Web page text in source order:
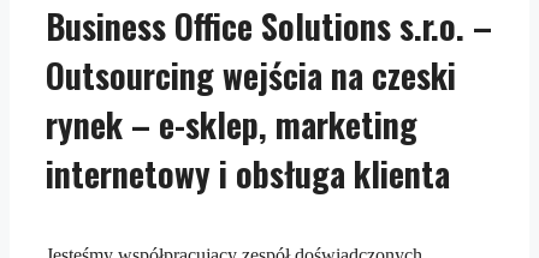
Business Office Solutions s.r.o. –
Outsourcing wejścia na czeski
rynek – e-sklep, marketing
internetowy i obsługa klienta